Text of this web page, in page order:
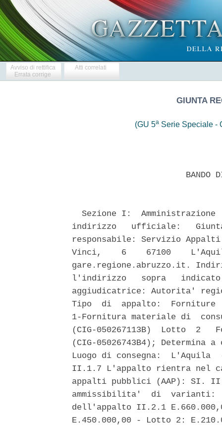
Avviso di rettifica
Errata corrige
Atti correlati
GIUNTA
(GU 5a Serie Speciale -
BANDO
Sezione I:  Amministrazione
indirizzo   ufficiale:
responsabile: Servizio
Vinci,    6    67100
gare.regione.abruzzo.it.
l'indirizzo   sopra
aggiudicatrice: Autorita'
Tipo  di  appalto:  Forniture
1-Fornitura materiale di
(CIG-050267113B)  Lotto
(CIG-05026743B4);
Luogo di consegna:
II.1.7 L'appalto rientra nel
appalti pubblici (AAP):
ammissibilita'  di
dell'appalto II.2.1
E.450.000,00 - Lotto 2: